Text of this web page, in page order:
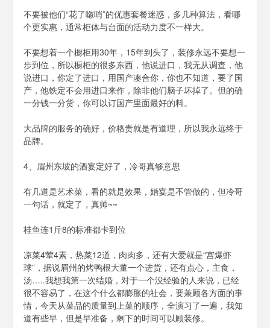
不要被他们“花了唿哨”的优惠套餐迷惑，多几种算法，看哪
个更实惠，通常柜体与台面的活动力度不一样大。
不要想着一个橱柜用30年，15年到头了，装修永远不要想一
步到位，所以橱柜的很多东西，他说进口，我无从调查，他
说进口，你定了进口，用国产凑合你，你也不知道，要了国
产，他铁定不会用进口来作，除非他们脑子坏掉了。但的确
一分钱一分货，你可以订国产里面最好的料。
大品牌的服务的确好，价格贵就是有道理，所以我永远终于
品牌。
4、眉州东坡的酒宴定好了，冷哥真够意思
有几道是艺术菜，看的就是效果，婚宴是不管做的，但冷哥
一句话，就定了，真帅~~
桂鱼连1斤8的标准都卡到位
凉菜4荤4素，热菜12道，肉肉多，还有大爱就是“宫爆虾
球”，据说眉州的烤鸭根大董一个进货，还有点心，主食，
汤…..我想我第一次结婚，对于一个没经验的人来说，已经
很不容易了，在这个什么都膨胀的社会，要兼顾各方面的事
情，今天从菜品的质量到上菜的顺序，全演习了一遍，我知
道有些早，但是早准备，剩下的时间可以顾装修。